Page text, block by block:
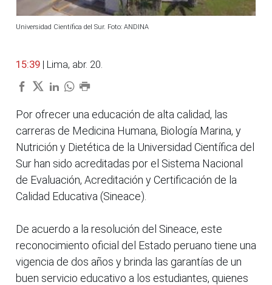
Universidad Científica del Sur. Foto: ANDINA
15:39 | Lima, abr. 20.
Por ofrecer una educación de alta calidad, las
carreras de Medicina Humana, Biología Marina, y
Nutrición y Dietética de la Universidad Científica del
Sur han sido acreditadas por el Sistema Nacional
de Evaluación, Acreditación y Certificación de la
Calidad Educativa (Sineace).
De acuerdo a la resolución del Sineace, este
reconocimiento oficial del Estado peruano tiene una
vigencia de dos años y brinda las garantías de un
buen servicio educativo a los estudiantes, quienes